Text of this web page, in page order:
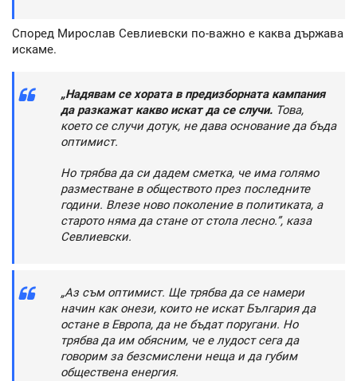
Според Мирослав Севлиевски по-важно е каква държава
искаме.
„Надявам се хората в предизборната кампания
да разкажат какво искат да се случи. Това,
което се случи дотук, не дава основание да бъда
оптимист.
Но трябва да си дадем сметка, че има голямо
разместване в обществото през последните
години. Влезе ново поколение в политиката, а
старото няма да стане от стола лесно.”, каза
Севлиевски.
„Аз съм оптимист. Ще трябва да се намери
начин как онези, които не искат България да
остане в Европа, да не бъдат поругани. Но
трябва да им обясним, че е лудост сега да
говорим за безсмислени неща и да губим
обществена енергия.